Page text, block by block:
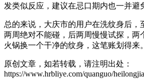
发类似反应，建议在忌口期内也一并避
总的来说，大庆市的用户在洗纹身后，
两周绝对不能碰，后两周慢慢试探，两
火锅换一个干净的纹身，这笔账划得来。
原创文章，如若转载，请注明出处：
https://www.hrbliye.com/quanguo/